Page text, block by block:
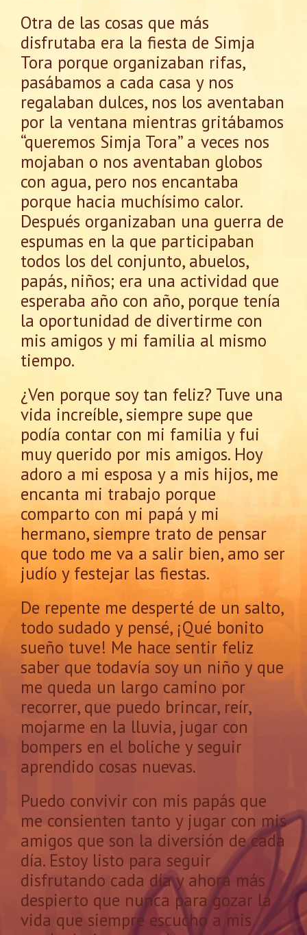
Otra de las cosas que más
disfrutaba era la fiesta de Simja
Tora porque organizaban rifas,
pasábamos a cada casa y nos
regalaban dulces, nos los aventaban
por la ventana mientras gritábamos
“queremos Simja Tora” a veces nos
mojaban o nos aventaban globos
con agua, pero nos encantaba
porque hacia muchísimo calor.
Después organizaban una guerra de
espumas en la que participaban
todos los del conjunto, abuelos,
papás, niños; era una actividad que
esperaba año con año, porque tenía
la oportunidad de divertirme con
mis amigos y mi familia al mismo
tiempo.
¿Ven porque soy tan feliz? Tuve una
vida increíble, siempre supe que
podía contar con mi familia y fui
muy querido por mis amigos. Hoy
adoro a mi esposa y a mis hijos, me
encanta mi trabajo porque
comparto con mi papá y mi
hermano, siempre trato de pensar
que todo me va a salir bien, amo ser
judío y festejar las fiestas.
De repente me desperté de un salto,
todo sudado y pensé, ¡Qué bonito
sueño tuve! Me hace sentir feliz
saber que todavía soy un niño y que
me queda un largo camino por
recorrer, que puedo brincar, reír,
mojarme en la lluvia, jugar con
bompers en el boliche y seguir
aprendido cosas nuevas.
Puedo convivir con mis papás que
me consienten tanto y jugar con mis
amigos que son la diversión de cada
día. Estoy listo para seguir
disfrutando cada día y ahora más
despierto que nunca para gozar la
vida que siempre escucho a mis